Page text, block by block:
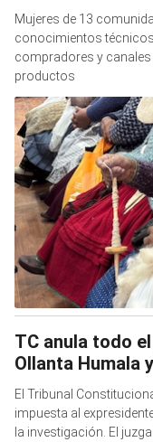
Mujeres de 13
conocimientos
compradores y canales
productos
TC anula todo
Ollanta Humala
El Tribunal
impuesta al
la investigación. El